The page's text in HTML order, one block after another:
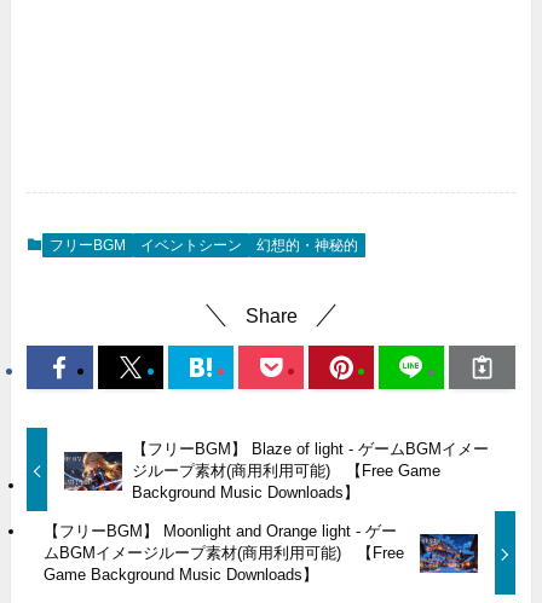
フリーBGM イベントシーン 幻想的・神秘的
Share
【フリーBGM】 Blaze of light - ゲームBGMイメー
ジループ素材(商用利用可能) 【Free Game
Background Music Downloads】
【フリーBGM】 Moonlight and Orange light - ゲー
ムBGMイメージループ素材(商用利用可能) 【Free
Game Background Music Downloads】